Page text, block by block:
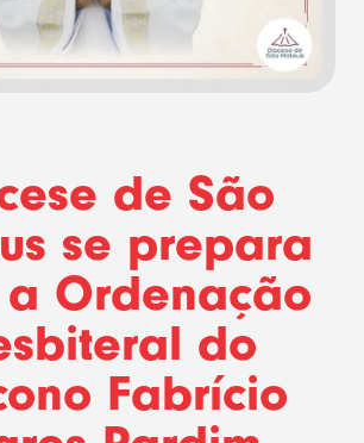
de São
se prepara
Ordenação
do
Fabrício